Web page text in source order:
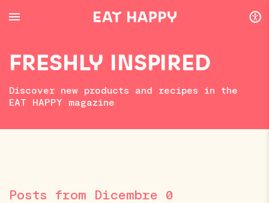
TO
FRESHLY INSPIRED
Discover new products and recipes in the
EAT HAPPY magazine
Posts from Dicembre 0